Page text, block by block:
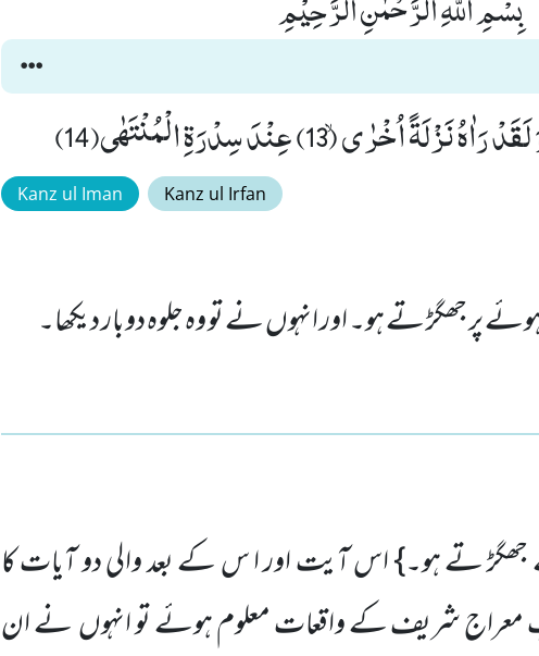
Kanz ul Iman Kanz ul Irfan
پر جھگڑ تے ہو۔ اور انہوں نے تو وہ جلوہ دوبار دیکھا۔
جھگڑ تے ہو۔} اس آیت اور ا س کے بعد والی دو آیات کا
معراج شریف کے واقعات معلوم ہوئے تو انہوں نے ان